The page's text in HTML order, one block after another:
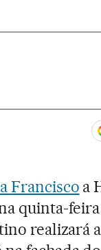
Francisco a
quinta-feira
realizará